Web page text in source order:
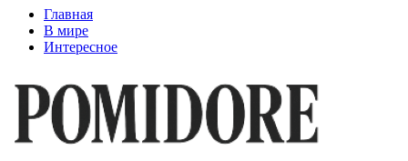
Главная
В мире
Интересное